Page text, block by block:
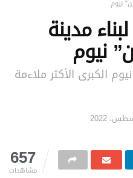
نيوم
مدينة
نيوم
الكبرى الأكثر ملاءمة
657
مشاهدات